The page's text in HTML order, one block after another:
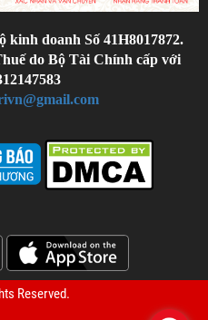
kinh doanh Số 41H8017872.
do Bộ Tài Chính cấp với
Reserved.